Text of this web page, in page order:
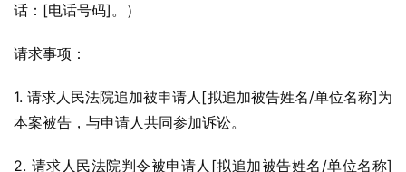
话：[电话号码]。）
请求事项：
1. 请求人民法院追加被申请人[拟追加被告姓名/单位名称]为
本案被告，与申请人共同参加诉讼。
2. 请求人民法院判令被申请人[拟追加被告姓名/单位名称]